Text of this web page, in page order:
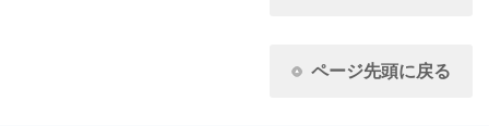
ページ先頭に戻る